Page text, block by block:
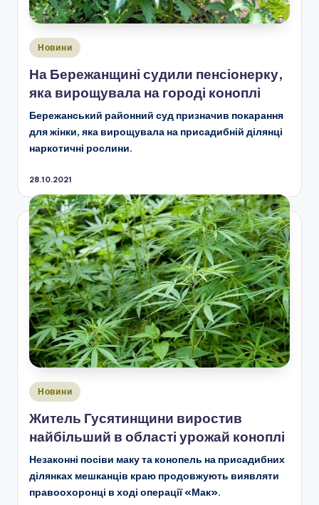
Опубліковано
Новини
На Бережанщині судили пенсіонерку,
яка вирощувала на городі коноплі
Бережанський районний суд призначив покарання
для жінки, яка вирощувала на присадибній ділянці
наркотичні рослини.
28.10.2021
Опубліковано
Новини
Житель Гусятинщини виростив
найбільший в області урожай коноплі
Незаконні посіви маку та конопель на присадибних
ділянках мешканців краю продовжують виявляти
правоохоронці в ході операції «Мак».